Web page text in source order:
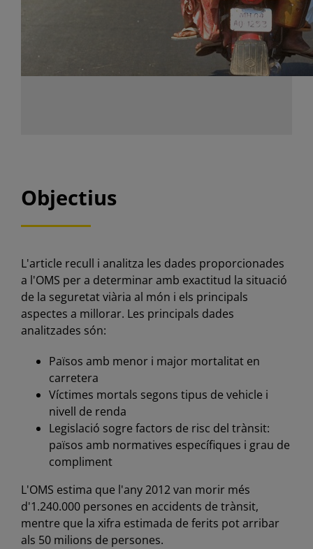
Objectius
L'article recull i analitza les dades proporcionades
a l'OMS per a determinar amb exactitud la situació
de la seguretat viària al món i els principals
aspectes a millorar. Les principals dades
analitzades són:
Països amb menor i major mortalitat en
carretera
Víctimes mortals segons tipus de vehicle i
nivell de renda
Legislació sogre factors de risc del trànsit:
països amb normatives específiques i grau de
compliment
L'OMS estima que l'any 2012 van morir més
d'1.240.000 persones en accidents de trànsit,
mentre que la xifra estimada de ferits pot arribar
als 50 milions de persones.